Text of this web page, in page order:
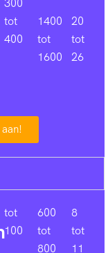
300
tot
400
1400
tot
1600
20
tot
26
tot
100
600
tot
800
8
tot
11